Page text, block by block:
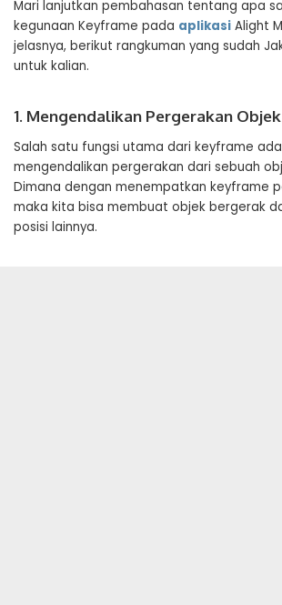
Mari lanjutkan pembahasan tentang apa
kegunaan Keyframe pada aplikasi Alight
jelasnya, berikut rangkuman yang sudah
untuk kalian.
1. Mengendalikan Pergerakan Objek
Salah satu fungsi utama dari keyframe
mengendalikan pergerakan dari sebuah
Dimana dengan menempatkan keyframe
maka kita bisa membuat objek bergerak
posisi lainnya.